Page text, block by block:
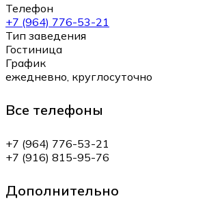
Телефон
+7 (964) 776-53-21
Тип заведения
Гостиница
График
ежедневно, круглосуточно
Все телефоны
+7 (964) 776-53-21
+7 (916) 815-95-76
Дополнительно